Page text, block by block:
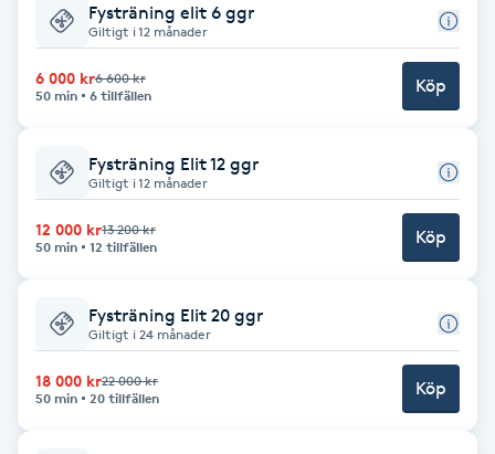
Celluliter
Coachning
Diamantslipning
Fysträning elit 6 ggr
Giltigt i 12 månader
6 000 kr6 600 kr
50 min
6 tillfällen Köp
Fysträning Elit 12 ggr
Giltigt i 12 månader
12 000 kr13 200 kr
50 min
12 tillfällen Köp
Fysträning Elit 20 ggr
Giltigt i 24 månader
18 000 kr22 000 kr
50 min
20 tillfällen Köp